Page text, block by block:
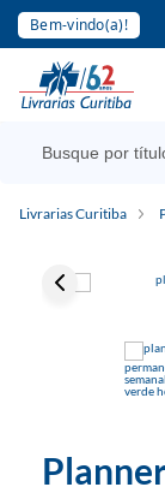
Bem-vindo(a)!
Livrarias Curitiba